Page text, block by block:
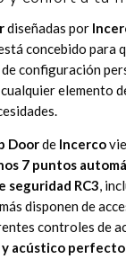
diseñadas por
concebido para
configuración
elemento
Doorde Incerco
7 puntos
seguridad RC3,
disponen de
controles de
acústico perfecto